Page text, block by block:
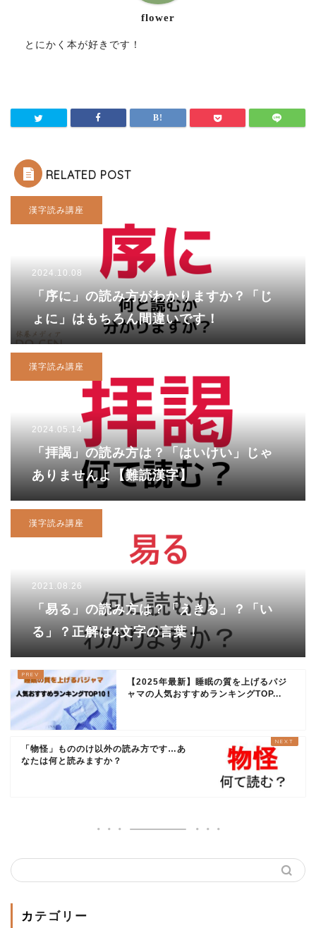
flower
とにかく本が好きです！
RELATED POST
漢字読み講座
2024.10.08
「序に」の読み方がわかりますか？「じ
ょに」はもちろん間違いです！
漢字読み講座
2024.05.14
「拝謁」の読み方は？「はいけい」じゃ
ありませんよ【難読漢字】
漢字読み講座
2021.08.26
「易る」の読み方は？「えきる」？「い
る」？正解は4文字の言葉！
【2025年最新】睡眠の質を上げるパジ
ャマの人気おすすめランキングTOP...
「物怪」もののけ以外の読み方です…あ
なたは何と読みますか？
カテゴリー